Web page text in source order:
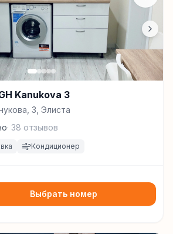
Kanukova 3
3, Элиста
· 38 отзывов
Кондиционер
Выбрать номер